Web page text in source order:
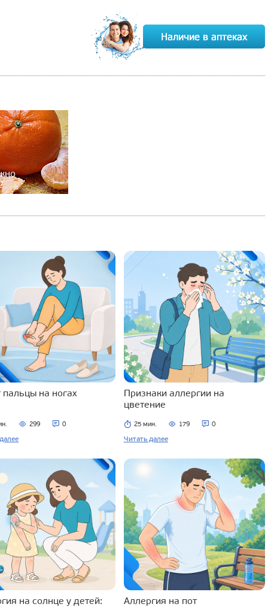
пальцы на ногах
299 0
Признаки аллергии на
цветение
25 мин. 179 0
Читать далее
на солнце у детей:
Аллергия на пот